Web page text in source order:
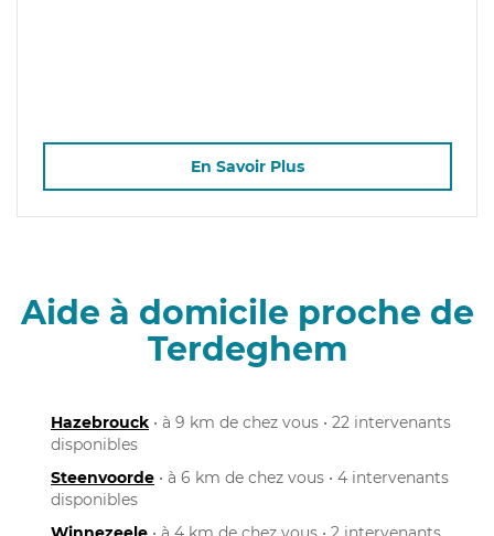
En Savoir Plus
Aide à domicile proche de
Terdeghem
Hazebrouck • à 9 km de chez vous • 22 intervenants
disponibles
Steenvoorde • à 6 km de chez vous • 4 intervenants
disponibles